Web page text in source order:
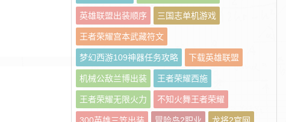
英雄联盟出装顺序 三国志单机游戏
王者荣耀宫本武藏符文
梦幻西游109神器任务攻略 下载英雄联盟
机械公敌兰博出装 王者荣耀西施
王者荣耀无限火力 不知火舞王者荣耀